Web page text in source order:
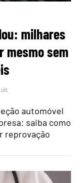
milhares
mesmo sem
automóvel
saiba como
reprovação